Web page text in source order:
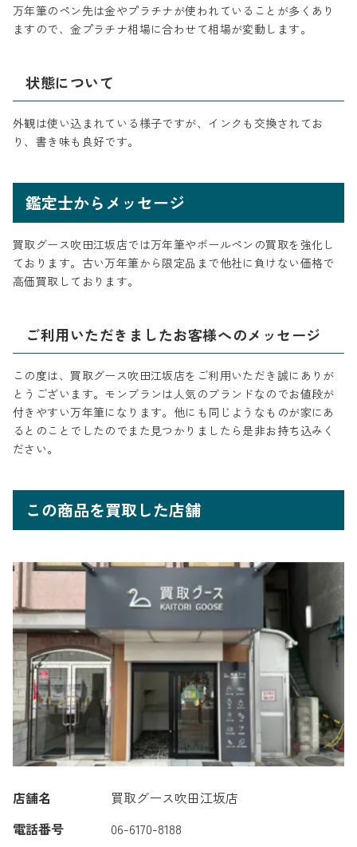
万年筆のペン先は金やプラチナが使われていることが多くあり
ますので、金プラチナ相場に合わせて相場が変動します。
状態について
外観は使い込まれている様子ですが、インクも交換されてお
り、書き味も良好です。
鑑定士からメッセージ
買取グース吹田江坂店では万年筆やボールペンの買取を強化し
ております。古い万年筆から限定品まで他社に負けない価格で
高価買取しております。
ご利用いただきましたお客様へのメッセージ
この度は、買取グース吹田江坂店をご利用いただき誠にありが
とうございます。モンブランは人気のブランドなのでお値段が
付きやすい万年筆になります。他にも同じようなものが家にあ
るとのことでしたのでまた見つかりましたら是非お持ち込みく
ださい。
この商品を買取した店舗
店舗名
買取グース吹田江坂店
電話番号
06-6170-8188